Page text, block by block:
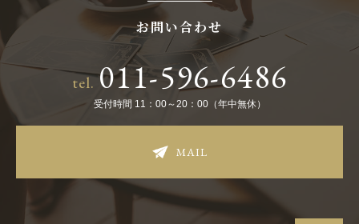
お問い合わせ
tel.011-596-6486
受付時間 11：00～20：00（年中無休）
MAIL